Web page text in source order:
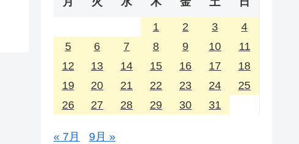
1 2 3
4
5
6 7 8 9 10
11
12
13 14 15 16 17
18
19
20 21 22 23 24
25
26
27 28 29 30 31
« 7月 9月 »